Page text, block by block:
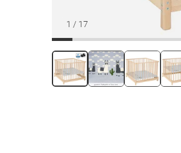
1 / 17